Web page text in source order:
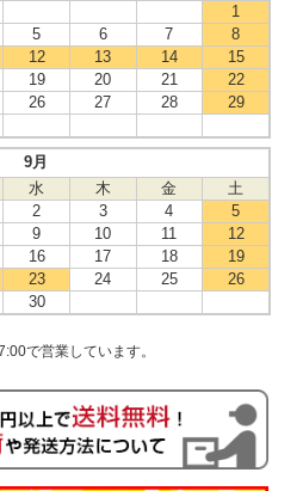
1
5 6 7
8
12 13 14
15
19 20 21
22
26 27 28
29
9月
水 木 金
土
2 3 4
5
9 10 11
12
16 17 18
19
23 24 25
26
30
で営業しています。